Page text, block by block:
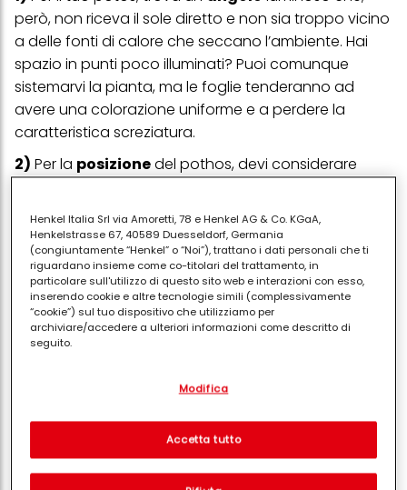
però, non riceva il sole diretto e non sia troppo vicino
a delle fonti di calore che seccano l’ambiente. Hai
spazio in punti poco illuminati? Puoi comunque
sistemarvi la pianta, ma le foglie tenderanno ad
avere una colorazione uniforme e a perdere la
caratteristica screziatura.
2) Per la posizionedel pothos, devi considerare
e prevedi un sostegno adeguato con il muschio,
oppure favorisci il movimento verso il basso e
collochi il vaso in un punto alto o lo appendi.
3)Chevasousare? Non grandissimo, anche
quando lo cambi per il rinvaso, in primavera, nel
momento in cui il vecchio contenitore è saturo delle
4)Per coltivare il pothos, puoi prendere unterriccio
acido o della torba. In entrambi i casi fai un mix con
della sabbia di fiume per evitare il ristagno di acqua.
Henkel Italia Srl via Amoretti, 78 e Henkel AG & Co. KGaA,
Henkelstrasse 67, 40589 Duesseldorf, Germania
(congiuntamente “Henkel” o “Noi”), trattano i dati personali che ti
riguardano insieme come co-titolari del trattamento, in
particolare sull'utilizzo di questo sito web e interazioni con esso,
inserendo cookie e altre tecnologie simili (complessivamente
“cookie”) sul tuo dispositivo che utilizziamo per
archiviare/accedere a ulteriori informazioni come descritto di
seguito.
separati o co-titolari come indicato nella nostra Informativa sulla
pixel, impronte digitali e tecnologie simili" utilizzeremo anche
cookie ed elaboreremo i dati relativi a te per
Modifica
Accetta tutto